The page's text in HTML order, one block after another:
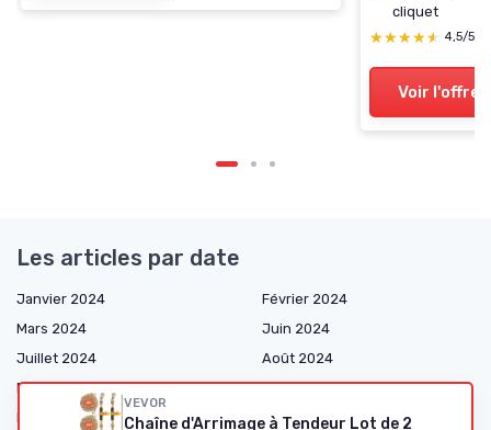
cliquet
★★★★★
★★★★★ 4,5/5
Voir l'offre
VEVOR
Chaîne d'Arrimage à Tendeur Lot de 2
Les articles par date
Janvier 2024
Février 2024
Mars 2024
Juin 2024
Juillet 2024
Août 2024
Décembre 2024
Janvier 2025
Février 2025
Mars 2025